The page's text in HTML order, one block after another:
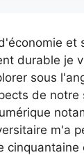
et
durable je
sous
de notre
m'a
cinquantaine